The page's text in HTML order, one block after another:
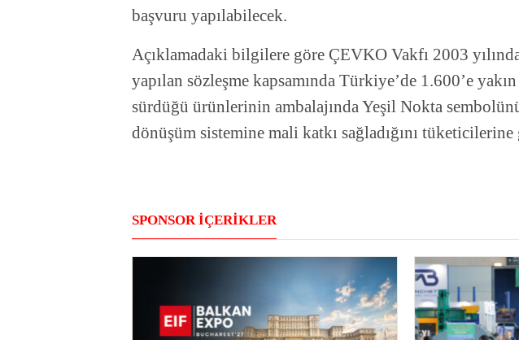
başvuru yapılabilecek.
Açıklamadaki bilgilere göre ÇEVKO Vakfı 2003
yapılan sözleşme kapsamında Türkiye’de 1.600’e
sürdüğü ürünlerinin ambalajında Yeşil Nokta
dönüşüm sistemine mali katkı sağladığını
SPONSOR İÇERİKLER